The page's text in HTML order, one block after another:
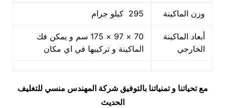
وزن الماكينة 295 كيلو جرام
أبعاد الماكينة
الخارجي
70 × 97 × 175 سم و يمكن فك
الماكينة و تركيبها في اي مكان
مع تحياتنا و تمنياتنا بالتوفيق شركة المهندس منسي للتغليف
الحديث